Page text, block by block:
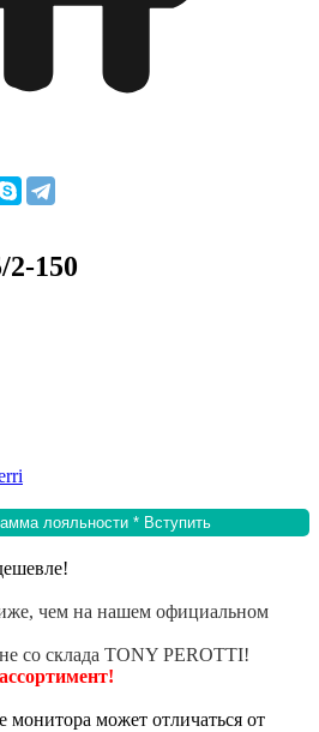
2-150
Скидки * Программа лояльности * Вступить
чем на нашем официальном
со склада TONY PEROTTI!
монитора может отличаться от